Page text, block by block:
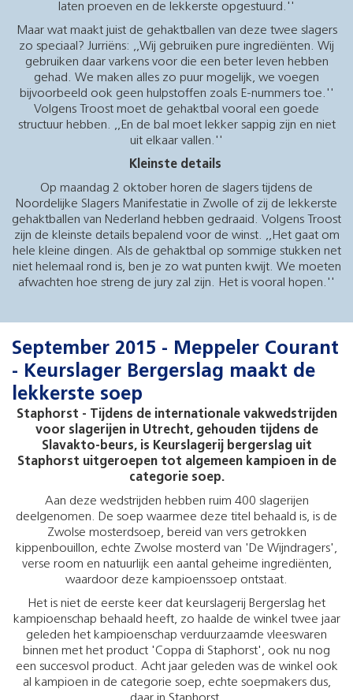
laten proeven en de lekkerste opgestuurd.''
Maar wat maakt juist de gehaktballen van deze twee slagers
zo speciaal? Jurriëns: ,,Wij gebruiken pure ingrediënten. Wij
gebruiken daar varkens voor die een beter leven hebben
gehad. We maken alles zo puur mogelijk, we voegen
bijvoorbeeld ook geen hulpstoffen zoals E-nummers toe.''
Volgens Troost moet de gehaktbal vooral een goede
structuur hebben. ,,En de bal moet lekker sappig zijn en niet
uit elkaar vallen.''
Kleinste details
Op maandag 2 oktober horen de slagers tijdens de
Noordelijke Slagers Manifestatie in Zwolle of zij de lekkerste
gehaktballen van Nederland hebben gedraaid. Volgens Troost
zijn de kleinste details bepalend voor de winst. ,,Het gaat om
hele kleine dingen. Als de gehaktbal op sommige stukken net
niet helemaal rond is, ben je zo wat punten kwijt. We moeten
afwachten hoe streng de jury zal zijn. Het is vooral hopen.''
September 2015 - Meppeler Courant
- Keurslager Bergerslag maakt de
lekkerste soep
Staphorst - Tijdens de internationale vakwedstrijden
voor slagerijen in Utrecht, gehouden tijdens de
Slavakto-beurs, is Keurslagerij bergerslag uit
Staphorst uitgeroepen tot algemeen kampioen in de
categorie soep.
Aan deze wedstrijden hebben ruim 400 slagerijen
deelgenomen. De soep waarmee deze titel behaald is, is de
Zwolse mosterdsoep, bereid van vers getrokken
kippenbouillon, echte Zwolse mosterd van 'De Wijndragers',
verse room en natuurlijk een aantal geheime ingrediënten,
waardoor deze kampioenssoep ontstaat.
Het is niet de eerste keer dat keurslagerij Bergerslag het
kampioenschap behaald heeft, zo haalde de winkel twee jaar
geleden het kampioenschap verduurzaamde vleeswaren
binnen met het product 'Coppa di Staphorst', ook nu nog
een succesvol product. Acht jaar geleden was de winkel ook
al kampioen in de categorie soep, echte soepmakers dus,